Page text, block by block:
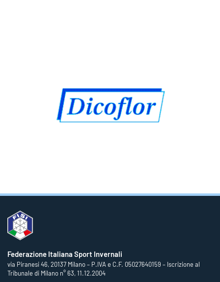
Federazione Italiana Sport Invernali
via Piranesi 46, 20137 Milano – P.IVA e C.F. 05027640159 – Iscrizione al
Tribunale di Milano n° 63, 11.12.2004